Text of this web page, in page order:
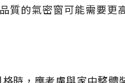
質的氣密窗可能需要更